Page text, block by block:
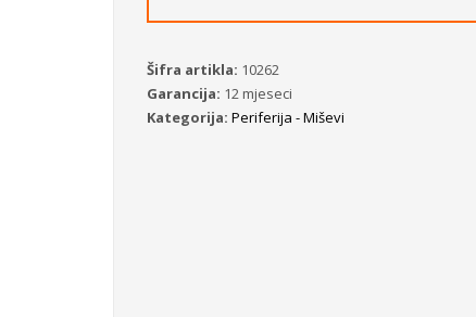
Šifra artikla: 10262
Garancija: 12 mjeseci
Kategorija: Periferija - Miševi